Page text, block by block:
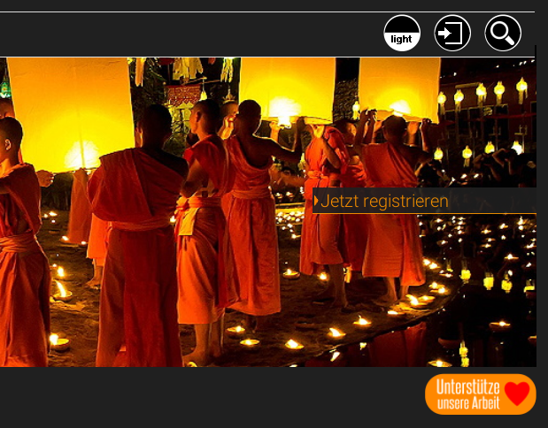
Jetzt registrieren